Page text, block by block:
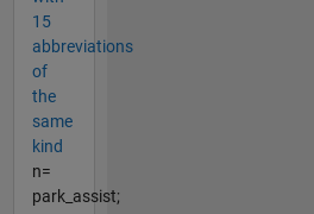
15
abbreviations
of
the
same
kind
n=
park_assist;